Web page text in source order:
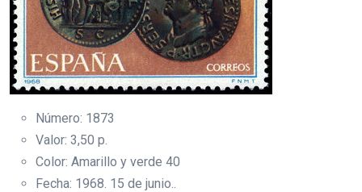
Número: 1873
Valor: 3,50 p.
Color: Amarillo y verde 40
Fecha: 1968. 15 de junio..